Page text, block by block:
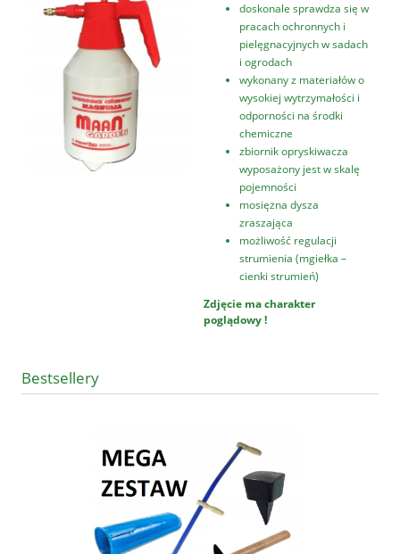
doskonale sprawdza się w
pracach ochronnych i
pielęgnacyjnych w sadach
i ogrodach
wykonany z materiałów o
wysokiej wytrzymałości i
odporności na środki
chemiczne
zbiornik opryskiwacza
wyposażony jest w skalę
pojemności
mosiężna dysza
zraszająca
możliwość regulacji
strumienia (mgiełka –
cienki strumień)
Zdjęcie ma charakter
poglądowy !
Bestsellery